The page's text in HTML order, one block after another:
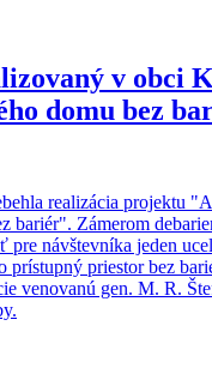
v obci
domu bez
realizácia projektu
bariér". Zámerom
návštevníka jeden
prístupný priestor bez
venovanú gen. M. R.